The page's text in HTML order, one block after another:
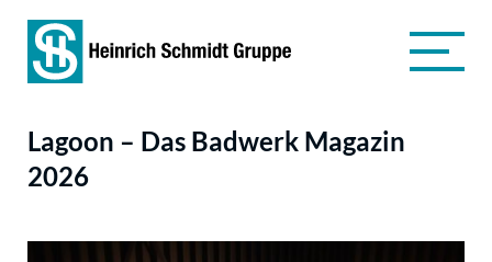
Lagoon – Das Badwerk Magazin
2026